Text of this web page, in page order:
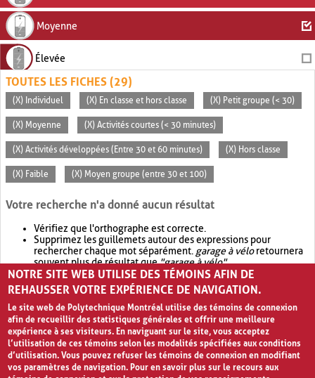
Moyenne
Élevée
TOUTES LES FICHES (29)
(X) Individuel (X) En classe et hors classe (X) Petit groupe (< 30)
(X) Moyenne (X) Activités courtes (< 30 minutes)
(X) Activités développées (Entre 30 et 60 minutes) (X) Hors classe
(X) Faible (X) Moyen groupe (entre 30 et 100)
Votre recherche n'a donné aucun résultat
Vérifiez que l'orthographe est correcte.
Supprimez les guillemets autour des expressions pour
rechercher chaque mot séparément. garage à véloretournera
souvent plus de résultat que"garage à vélo".
Envisagez d'élargir votre recherche avec OR.garage OR vélo
retournera souvent plus de résultat quegarage à vélo
NOTRE SITE WEB UTILISE DES TÉMOINS AFIN DE
REHAUSSER VOTRE EXPÉRIENCE DE NAVIGATION.
Le site web de Polytechnique Montréal utilise des témoins de connexion
afin de recueillir des statistiques générales et offrir une meilleure
expérience à ses visiteurs. En naviguant sur le site, vous acceptez
l’utilisation de ces témoins selon les modalités spécifiées aux conditions
d’utilisation. Vous pouvez refuser les témoins de connexion en modifiant
vos paramètres de navigation. Pour en savoir plus sur le recours aux